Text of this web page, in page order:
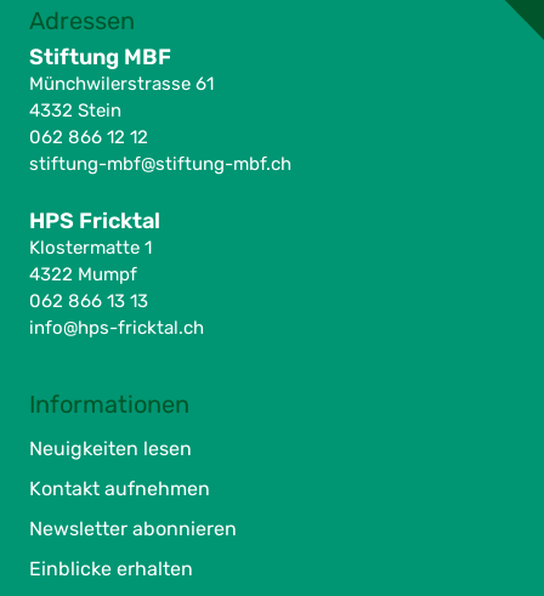
Adressen
Stiftung MBF
Münchwilerstrasse 61
4332 Stein
062 866 12 12
stiftung-mbf@stiftung-mbf.ch
HPS Fricktal
Klostermatte 1
4322 Mumpf
062 866 13 13
info@hps-fricktal.ch
Informationen
Neuigkeiten lesen
Kontakt aufnehmen
Newsletter abonnieren
Einblicke erhalten